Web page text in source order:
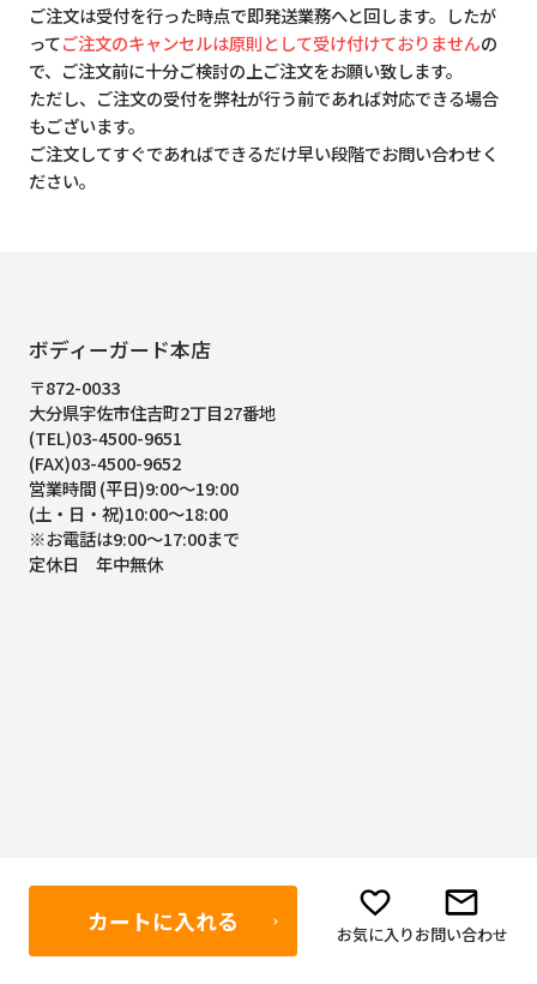
カートに入れる お気に入りお問い合わせ
ご注文は受付を行った時点で即発送業務へと回します。したが
ってご注文のキャンセルは原則として受け付けておりませんの
で、ご注文前に十分ご検討の上ご注文をお願い致します。
ただし、ご注文の受付を弊社が行う前であれば対応できる場合
もございます。
ご注文してすぐであればできるだけ早い段階でお問い合わせく
ださい。
ボディーガード本店
〒872-0033
大分県宇佐市住吉町2丁目27番地
(TEL)03-4500-9651
(FAX)03-4500-9652
営業時間 (平日)9:00～19:00
(土・日・祝)10:00～18:00
※お電話は9:00～17:00まで
定休日 年中無休